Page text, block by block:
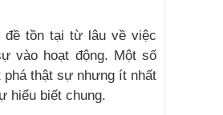
đề tồn tại từ lâu về việc
vào hoạt động. Một số
thật sự nhưng ít nhất
hiểu biết chung.